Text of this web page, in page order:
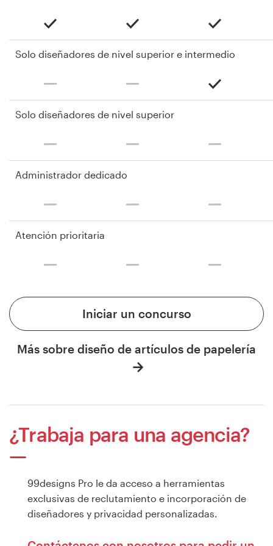
Solo diseñadores de nivel superior e intermedio
Solo diseñadores de nivel superior
Administrador dedicado
Atención prioritaria
Iniciar un concurso
Más sobre diseño de artículos de papelería
¿Trabaja para una agencia?
99designs Pro le da acceso a herramientas
exclusivas de reclutamiento e incorporación de
diseñadores y privacidad personalizadas.